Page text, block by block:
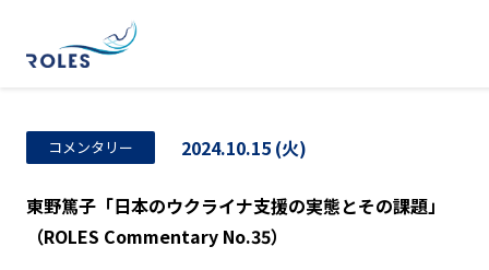
コメンタリー 2024.10.15 (火)
東野篤子「日本のウクライナ支援の実態とその課題」
（ROLES Commentary No.35）